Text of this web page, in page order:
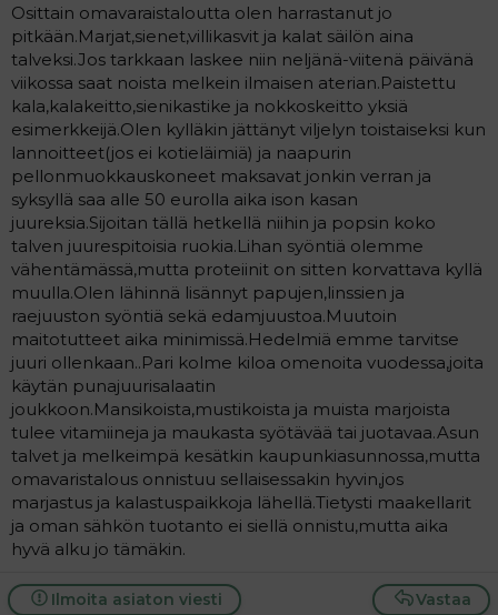
Osittain omavaraistaloutta olen harrastanut jo
pitkään.Marjat,sienet,villikasvit ja kalat säilön aina
talveksi.Jos tarkkaan laskee niin neljänä-viitenä päivänä
viikossa saat noista melkein ilmaisen aterian.Paistettu
kala,kalakeitto,sienikastike ja nokkoskeitto yksiä
esimerkkeijä.Olen kylläkin jättänyt viljelyn toistaiseksi kun
lannoitteet(jos ei kotieläimiä) ja naapurin
pellonmuokkauskoneet maksavat jonkin verran ja
syksyllä saa alle 50 eurolla aika ison kasan
juureksia.Sijoitan tällä hetkellä niihin ja popsin koko
talven juurespitoisia ruokia.Lihan syöntiä olemme
vähentämässä,mutta proteiinit on sitten korvattava kyllä
muulla.Olen lähinnä lisännyt papujen,linssien ja
raejuuston syöntiä sekä edamjuustoa.Muutoin
maitotutteet aika minimissä.Hedelmiä emme tarvitse
juuri ollenkaan..Pari kolme kiloa omenoita vuodessa,joita
käytän punajuurisalaatin
joukkoon.Mansikoista,mustikoista ja muista marjoista
tulee vitamiineja ja maukasta syötävää tai juotavaa.Asun
talvet ja melkeimpä kesätkin kaupunkiasunnossa,mutta
omavaristalous onnistuu sellaisessakin hyvin,jos
marjastus ja kalastuspaikkoja lähellä.Tietysti maakellarit
ja oman sähkön tuotanto ei siellä onnistu,mutta aika
hyvä alku jo tämäkin.
Vastaa
Ilmoita asiaton viesti